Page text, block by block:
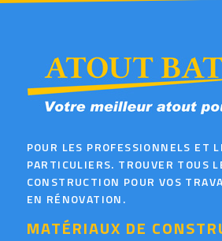
POUR LES PROFESSIONNELS ET
PARTICULIERS. TROUVER TOUS
CONSTRUCTION POUR VOS
EN RÉNOVATION.
MATÉRIAUX DE